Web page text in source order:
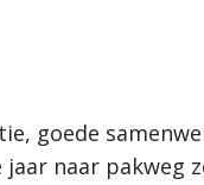
goede
jaar naar pakweg